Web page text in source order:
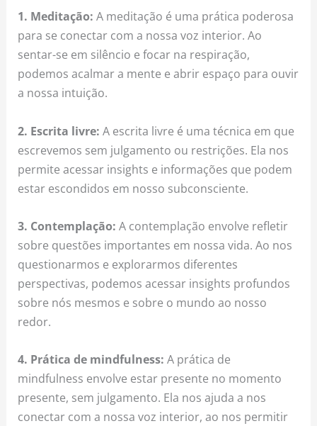
1. Meditação: A meditação é uma prática poderosa
para se conectar com a nossa voz interior. Ao
sentar-se em silêncio e focar na respiração,
podemos acalmar a mente e abrir espaço para ouvir
a nossa intuição.
2. Escrita livre: A escrita livre é uma técnica em que
escrevemos sem julgamento ou restrições. Ela nos
permite acessar insights e informações que podem
estar escondidos em nosso subconsciente.
3. Contemplação: A contemplação envolve refletir
sobre questões importantes em nossa vida. Ao nos
questionarmos e explorarmos diferentes
perspectivas, podemos acessar insights profundos
sobre nós mesmos e sobre o mundo ao nosso
redor.
4. Prática de mindfulness: A prática de
mindfulness envolve estar presente no momento
presente, sem julgamento. Ela nos ajuda a nos
conectar com a nossa voz interior, ao nos permitir